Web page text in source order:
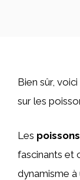
Bien sûr,
sur les
Les
fascinants et
dynamisme à